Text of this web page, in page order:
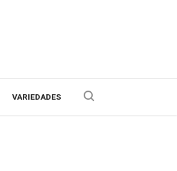
VARIEDADES